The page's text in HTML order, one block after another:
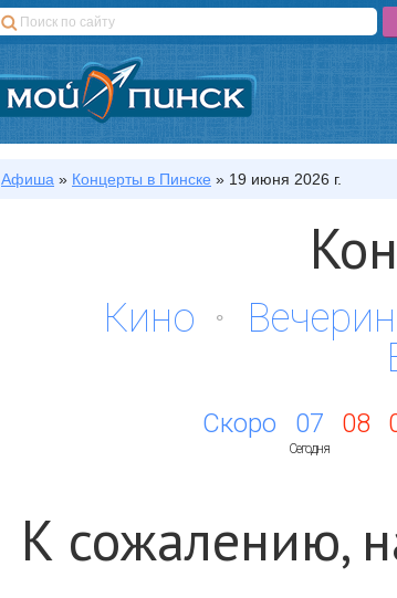
Афиша » Концерты в Пинске » 19 июня 2026 г.
Кино
Скоро 07
Сегодня
08
К сожалению,